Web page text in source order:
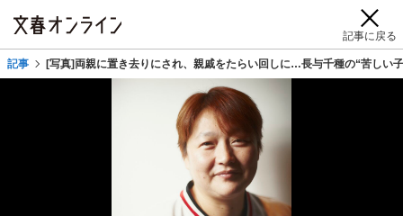
記事に戻る
記事 [写真]両親に置き去りにされ、親戚をたらい回しに…長与千種の“苦し